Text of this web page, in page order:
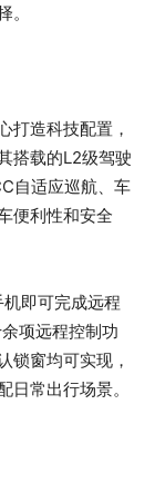
打造科技配置，
搭载的L2级驾驶
自适应巡航、车
便利性和安全
即可完成远程
项远程控制功
锁窗均可实现，
常出行场景。